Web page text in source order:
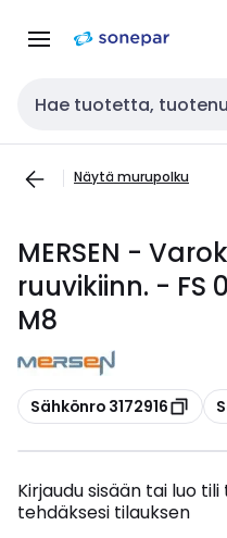
navigointiinsisältöön
Haku
Näytä murupolku
MERSEN -
ruuvikiinn. - FS
M8
Kopioi
Sähkönro 3172916
Kirjaudu sisään tai luo
tehdäksesi tilauksen